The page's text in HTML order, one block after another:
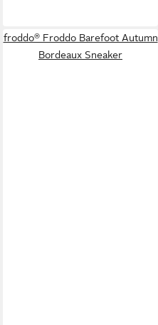
froddo® Froddo Barefoot Autumn
Bordeaux Sneaker